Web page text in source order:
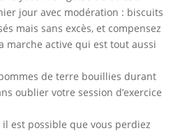
jour avec modération : biscuits
mais sans excès, et compensez
marche active qui est tout aussi
de terre bouillies durant
oublier votre session d’exercice
est possible que vous perdiez